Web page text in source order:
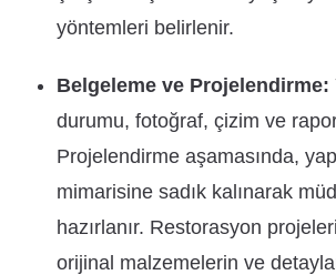
yöntemleri belirlenir.
Belgeleme ve Projelendirme:
durumu, fotoğraf, çizim ve
Projelendirme aşamasında,
mimarisine sadık kalınarak
hazırlanır. Restorasyon
orijinal malzemelerin ve